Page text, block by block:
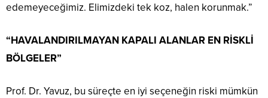
edemeyeceğimiz. Elimizdeki tek koz, halen korunmak.”
“HAVALANDIRILMAYAN KAPALI ALANLAR EN RİSKLİ
BÖLGELER”
Prof. Dr. Yavuz, bu süreçte en iyi seçeneğin riski mümkün